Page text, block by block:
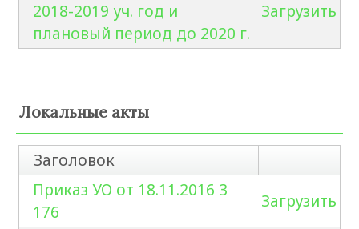
2018-2019 уч. год и
плановый период до 2020 г.
Загрузить
Локальные акты
Заголовок
Приказ УО от 18.11.2016 3
176
Загрузить